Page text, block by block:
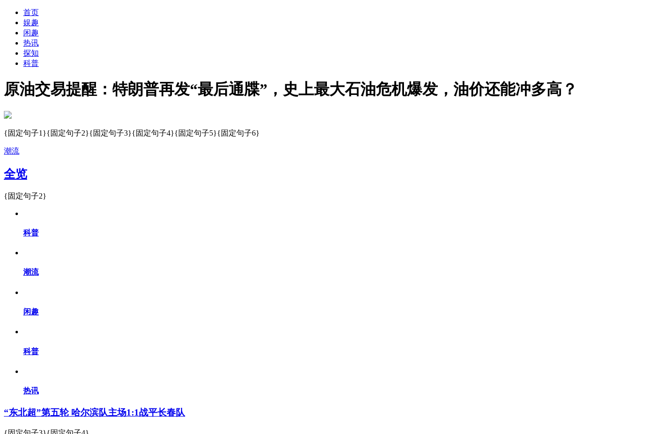
首页
娱趣
闲趣
热讯
探知
科普
原油交易提醒：特朗普再发“最后通牒”，史上最大石油危机爆发，油价还能冲多高？
{固定句子1}{固定句子2}{固定句子3}{固定句子4}{固定句子5}{固定句子6}
潮流
全览
{固定句子2}
科普
潮流
闲趣
科普
热讯
“东北超”第五轮 哈尔滨队主场1:1战平长春队